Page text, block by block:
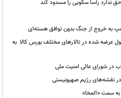
ندارد رأساً سکویی را مسدود کند
به خروج از جنگ بدون توافق هسته‌ای
هزار و ۴۶۶ تن محصول عرضه شده در تالارهای مختلف بورس کالا به
در شورای عالی امنیت ملی
نقشه‌های رژیم صهیونیستی
سمت «المخا»